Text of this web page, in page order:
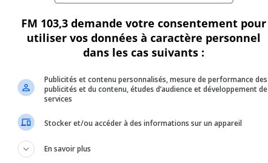
FM 103,3 demande votre consentement pour
utiliser vos données à caractère personnel
dans les cas suivants :
Publicités et contenu personnalisés, mesure de performance des
publicités et du contenu, études d’audience et développement de
services
Stocker et/ou accéder à des informations sur un appareil
En savoir plus